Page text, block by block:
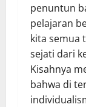
penuntun
pelajaran
kita semua
sejati dari
Kisahnya
bahwa di